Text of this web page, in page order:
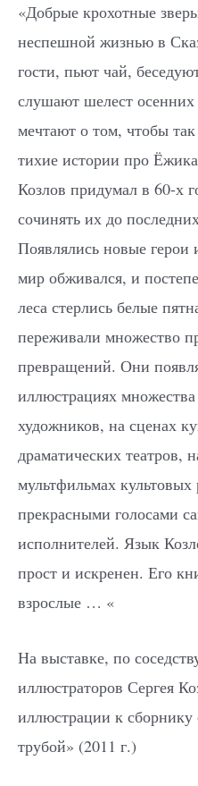
«Добрые крохотные
неспешной жизнью в
гости, пьют чай,
слушают шелест осенних
мечтают о том, чтобы
тихие истории про
Козлов придумал в 60-х
сочинять их до
Появлялись новые
мир обживался, и
леса стерлись белые
переживали множество
превращений. Они
иллюстрациях
художников, на сценах
драматических театров,
мультфильмах
прекрасными голосами
исполнителей. Язык
прост и искренен. Его
взрослые … «
На выставке, по
иллюстраторов Сергея
иллюстрации к
трубой» (2011 г.)